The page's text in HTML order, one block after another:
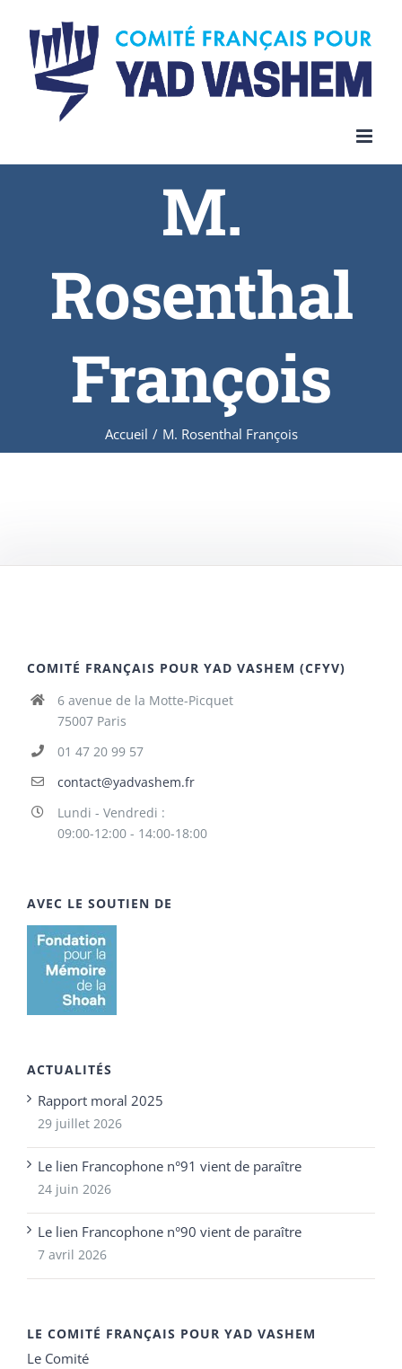
content
M.
Rosenthal
François
Accueil / M. Rosenthal François
COMITÉ FRANÇAIS POUR YAD VASHEM (CFYV)
6 avenue de la Motte-Picquet
75007 Paris
01 47 20 99 57
contact@yadvashem.fr
Lundi - Vendredi :
09:00-12:00 - 14:00-18:00
AVEC LE SOUTIEN DE
ACTUALITÉS
Rapport moral 2025
29 juillet 2026
Le lien Francophone n°91 vient de paraître
24 juin 2026
Le lien Francophone n°90 vient de paraître
7 avril 2026
LE COMITÉ FRANÇAIS POUR YAD VASHEM
Le Comité